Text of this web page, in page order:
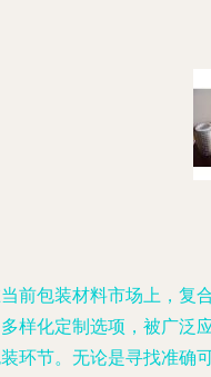
前包装材料市场上，复
样化定制选项，被广泛
环节。无论是寻找准确